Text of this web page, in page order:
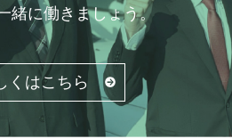
緒に働きましょう。
くはこちら